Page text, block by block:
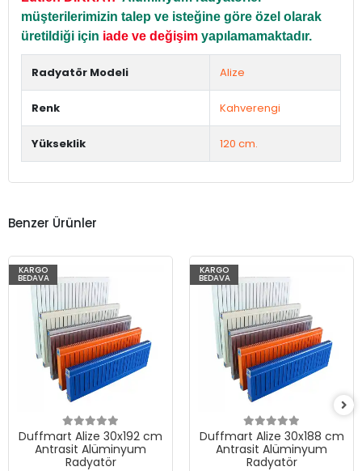
müşterilerimizin talep ve isteğine göre özel olarak
üretildiği için iade ve değişim yapılamamaktadır.
Radyatör Modeli Alize
Renk Kahverengi
Yükseklik 120 cm.
Benzer Ürünler
KARGO
BEDAVA
Duffmart Alize 30x192 cm
Antrasit Alüminyum
Radyatör
KARGO
BEDAVA
Duffmart Alize 30x188 cm
Antrasit Alüminyum
Radyatör